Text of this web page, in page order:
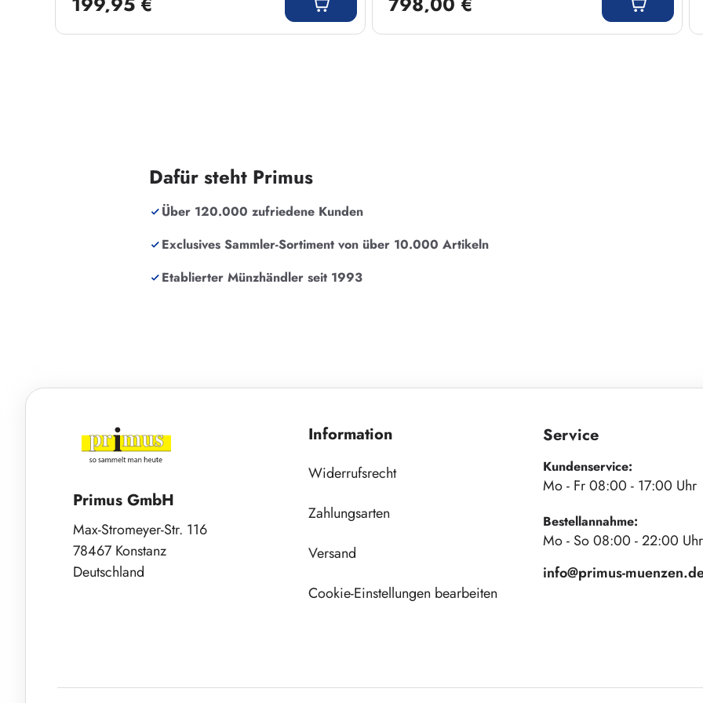
Dafür steht Primus
Über 120.000 zufriedene Kunden
Exclusives Sammler-Sortiment von über 10.000 Artikeln
Etablierter Münzhändler seit 1993
Primus GmbH
Max-Stromeyer-Str. 116
78467 Konstanz
Deutschland
Information
Widerrufsrecht
Zahlungsarten
Versand
Cookie-Einstellungen bearbeiten
Service
Kundenservice:
Mo - Fr 08:00 - 17:00 Uhr
Bestellannahme:
Mo - So 08:00 - 22:00 Uhr
info@primus-